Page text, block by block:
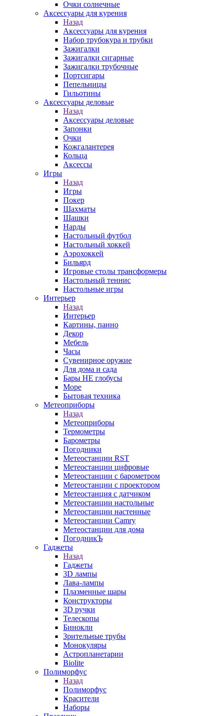
Очки солнечные
Аксессуары для курения
Назад
Аксессуары для курения
Набор трубокура и трубки
Зажигалки
Зажигалки сигарные
Зажигалки трубочные
Портсигары
Пепельницы
Гильотины
Аксессуары деловые
Назад
Аксессуары деловые
Запонки
Очки
Кожгалантерея
Кольца
Аксессы
Игры
Назад
Игры
Покер
Шахматы
Шашки
Нарды
Настольный футбол
Настольный хоккей
Аэрохоккей
Бильярд
Игровые столы трансформеры
Настольный теннис
Настольные игры
Интерьер
Назад
Интерьер
Картины, панно
Декор
Мебель
Часы
Сувенирное оружие
Для дома и сада
Бары НЕ глобусы
Море
Бытовая техника
Метеоприборы
Назад
Метеоприборы
Термометры
Барометры
Погодники
Метеостанции RST
Метеостанции цифровые
Метеостанции с барометром
Метеостанции с проектором
Метеостанция с датчиком
Метеостанции настольные
Метеостанции настенные
Метеостанции Camry
Метеостанции для дома
ПогодникЪ
Гаджеты
Назад
Гаджеты
3D лампы
Лава-лампы
Плазменные шары
Конструкторы
3D ручки
Телескопы
Бинокли
Зрительные трубы
Монокуляры
Астропланетарии
Biolite
Полиморфус
Назад
Полиморфус
Красители
Наборы